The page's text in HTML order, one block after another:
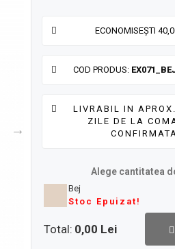
ECONOMISEȘTI
COD PRODUS:
LIVRABIL IN
ZILE DE LA
Alege cantitatea
Bej
Stoc Epuizat!
Total: 0,00 Lei